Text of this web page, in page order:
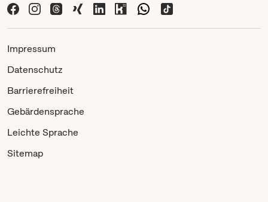
Impressum
Datenschutz
Barrierefreiheit
Gebärdensprache
Leichte Sprache
Sitemap